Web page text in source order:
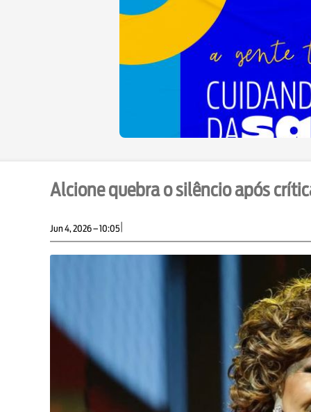
Alcione quebra o silêncio após
Jun 4, 2026 – 10:05|